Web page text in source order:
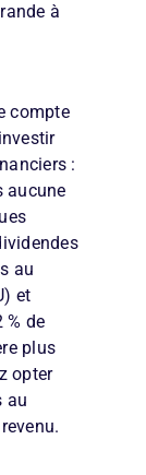
à
compte
:
aucune
au
et
% de
plus
opter
au